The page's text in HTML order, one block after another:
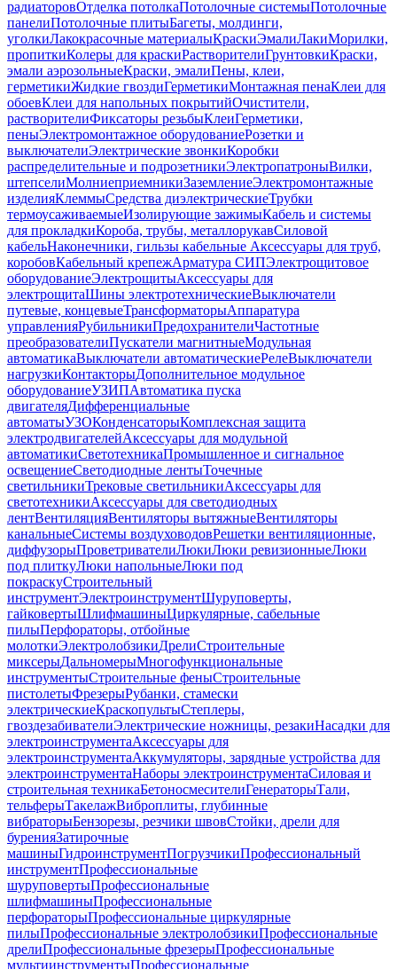
радиаторовОтделка потолкаПотолочные системыПотолочные
панелиПотолочные плитыБагеты, молдинги,
уголкиЛакокрасочные материалыКраскиЭмалиЛакиМорилки,
пропиткиКолеры для краскиРастворителиГрунтовкиКраски,
эмали аэрозольныеКраски, эмалиПены, клеи,
герметикиЖидкие гвоздиГерметикиМонтажная пенаКлеи для
обоевКлеи для напольных покрытийОчистители,
растворителиФиксаторы резьбыКлеиГерметики,
пеныЭлектромонтажное оборудованиеРозетки и
выключателиЭлектрические звонкиКоробки
распределительные и подрозетникиЭлектропатроныВилки,
штепселиМолниеприемникиЗаземлениеЭлектромонтажные
изделияКлеммыСредства диэлектрическиеТрубки
термоусаживаемыеИзолирующие зажимыКабель и системы
для прокладкиКороба, трубы, металлорукавСиловой
кабельНаконечники, гильзы кабельные Аксессуары для труб,
коробовКабельный крепежАрматура СИПЭлектрощитовое
оборудованиеЭлектрощитыАксессуары для
электрощитаШины электротехническиеВыключатели
путевые, концевыеТрансформаторыАппаратура
управленияРубильникиПредохранителиЧастотные
преобразователиПускатели магнитныеМодульная
автоматикаВыключатели автоматическиеРелеВыключатели
нагрузкиКонтакторыДополнительное модульное
оборудованиеУЗИПАвтоматика пуска
двигателяДифференциальные
автоматыУЗОКонденсаторыКомплексная защита
электродвигателейАксессуары для модульной
автоматикиСветотехникаПромышленное и сигнальное
освещениеСветодиодные лентыТочечные
светильникиТрековые светильникиАксессуары для
светотехникиАксессуары для светодиодных
лентВентиляцияВентиляторы вытяжныеВентиляторы
канальныеСистемы воздуховодовРешетки вентиляционные,
диффузорыПроветривателиЛюкиЛюки ревизионныеЛюки
под плиткуЛюки напольныеЛюки под
покраскуСтроительный
инструментЭлектроинструментШуруповерты,
гайковертыШлифмашиныЦиркулярные, сабельные
пилыПерфораторы, отбойные
молоткиЭлектролобзикиДрелиСтроительные
миксерыДальномерыМногофункциональные
инструментыСтроительные феныСтроительные
пистолетыФрезерыРубанки, стамески
электрическиеКраскопультыСтеплеры,
гвоздезабивателиЭлектрические ножницы, резакиНасадки для
электроинструментаАксессуары для
электроинструментаАккумуляторы, зарядные устройства для
электроинструментаНаборы электроинструментаСиловая и
строительная техникаБетоносмесителиГенераторыТали,
тельферыТакелажВиброплиты, глубинные
вибраторыБензорезы, резчики швовСтойки, дрели для
буренияЗатирочные
машиныГидроинструментПогрузчикиПрофессиональный
инструментПрофессиональные
шуруповертыПрофессиональные
шлифмашиныПрофессиональные
перфораторыПрофессиональные циркулярные
пилыПрофессиональные электролобзикиПрофессиональные
дрелиПрофессиональные фрезерыПрофессиональные
мультиинструментыПрофессиональные